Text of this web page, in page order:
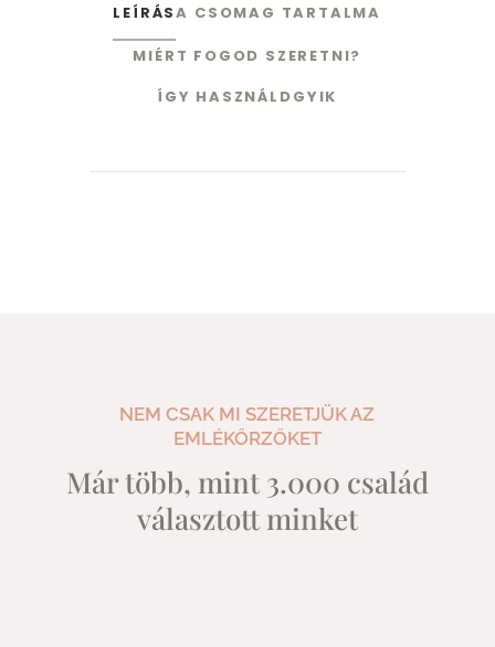
LEÍRÁSA CSOMAG TARTALMA
MIÉRT FOGOD SZERETNI?
ÍGY HASZNÁLDGYIK
NEM CSAK MI SZERETJÜK AZ
EMLÉKŐRZŐKET
Már több, mint 3.000 család
választott minket